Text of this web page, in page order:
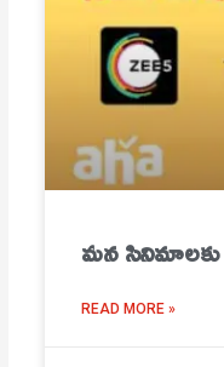
మ‌న
READ MORE »